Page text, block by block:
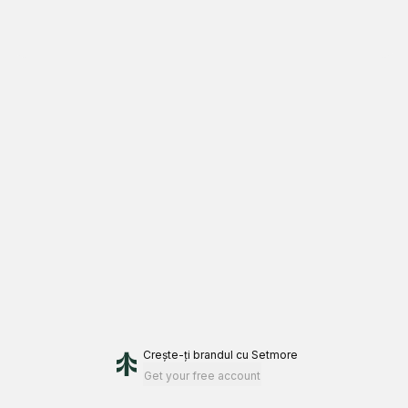
Crește-ți brandul cu Setmore
Get your free account